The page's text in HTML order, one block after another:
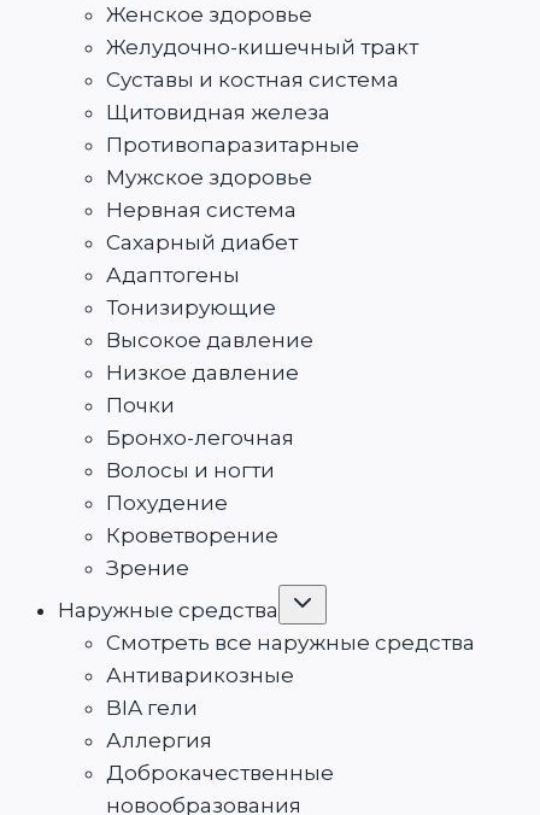
Женское здоровье
Желудочно-кишечный тракт
Суставы и костная система
Щитовидная железа
Противопаразитарные
Мужское здоровье
Нервная система
Сахарный диабет
Адаптогены
Тонизирующие
Высокое давление
Низкое давление
Почки
Бронхо-легочная
Волосы и ногти
Похудение
Кроветворение
Зрение
Наружные средства
Переключить
Смотреть все наружные средства
Антиварикозные
BIA гели
Аллергия
Доброкачественные
новообразования